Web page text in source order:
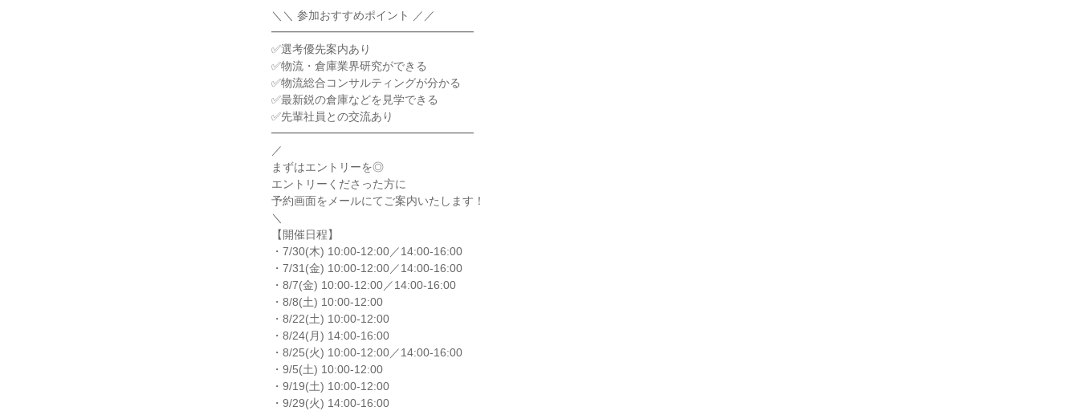
＼＼ 参加おすすめポイント ／／
━━━━━━━━━━━━━━━━━━
✅選考優先案内あり
✅物流・倉庫業界研究ができる
✅物流総合コンサルティングが分かる
✅最新鋭の倉庫などを見学できる
✅先輩社員との交流あり
━━━━━━━━━━━━━━━━━━
／
まずはエントリーを◎
エントリーくださった方に
予約画面をメールにてご案内いたします！
＼
【開催日程】
・7/30(木) 10:00‐12:00／14:00‐16:00
・7/31(金) 10:00‐12:00／14:00‐16:00
・8/7(金) 10:00‐12:00／14:00‐16:00
・8/8(土) 10:00‐12:00
・8/22(土) 10:00‐12:00
・8/24(月) 14:00‐16:00
・8/25(火) 10:00‐12:00／14:00‐16:00
・9/5(土) 10:00‐12:00
・9/19(土) 10:00‐12:00
・9/29(火) 14:00‐16:00